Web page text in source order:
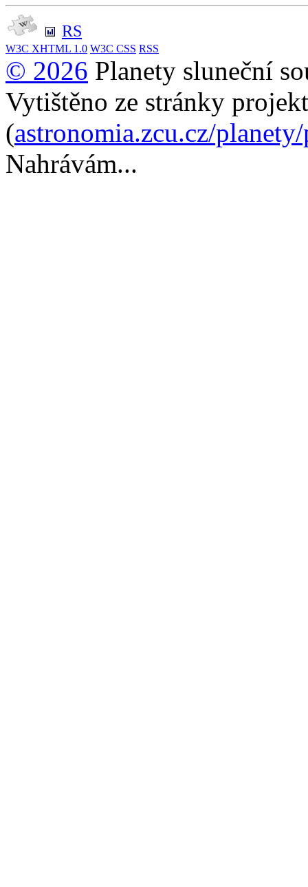
RS
W3C XHTML 1.0 W3C CSS RSS
© 2026 Planety sluneční
Vytištěno ze stránky
(astronomia.zcu.cz/
Nahrávám...